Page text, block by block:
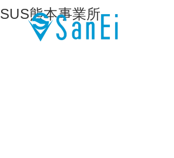
SUS熊本事業所